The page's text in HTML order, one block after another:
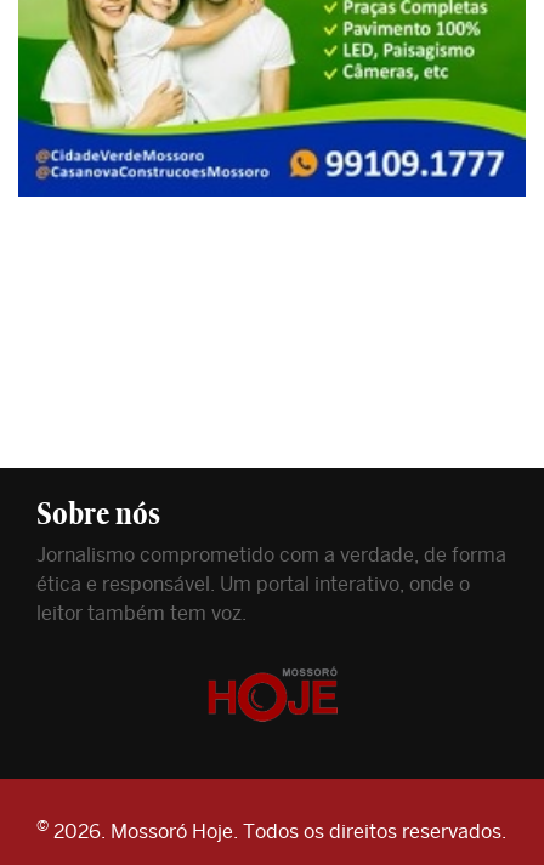
Sobre nós
Jornalismo comprometido com a verdade, de forma
ética e responsável. Um portal interativo, onde o
leitor também tem voz.
© 2026. Mossoró Hoje. Todos os direitos reservados.